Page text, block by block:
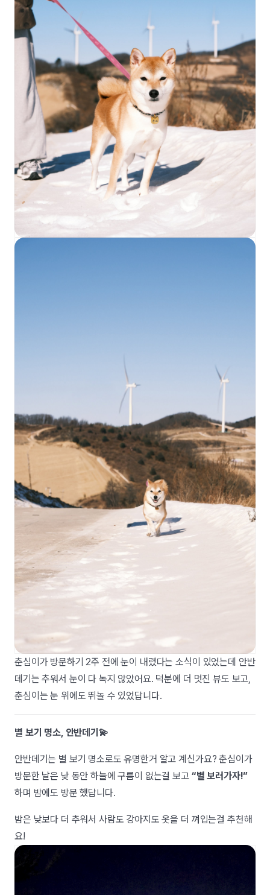
춘심이가 방문하기 2주 전에 눈이 내렸다는 소식이 있었는데 안반
데기는 추워서 눈이 다 녹지 않았어요. 덕분에 더 멋진 뷰도 보고,
춘심이는 눈 위에도 뛰놀 수 있었답니다.
별 보기 명소, 안반데기💫
안반데기는 별 보기 명소로도 유명한거 알고 계신가요? 춘심이가
방문한 날은 낮 동안 하늘에 구름이 없는걸 보고 “별 보러가자!”
하며 밤에도 방문 했답니다.
밤은 낮보다 더 추워서 사람도 강아지도 옷을 더 껴입는걸 추천해
요!